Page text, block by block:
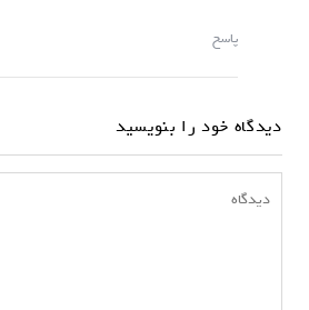
پاسخ
دیدگاه خود را بنویسید